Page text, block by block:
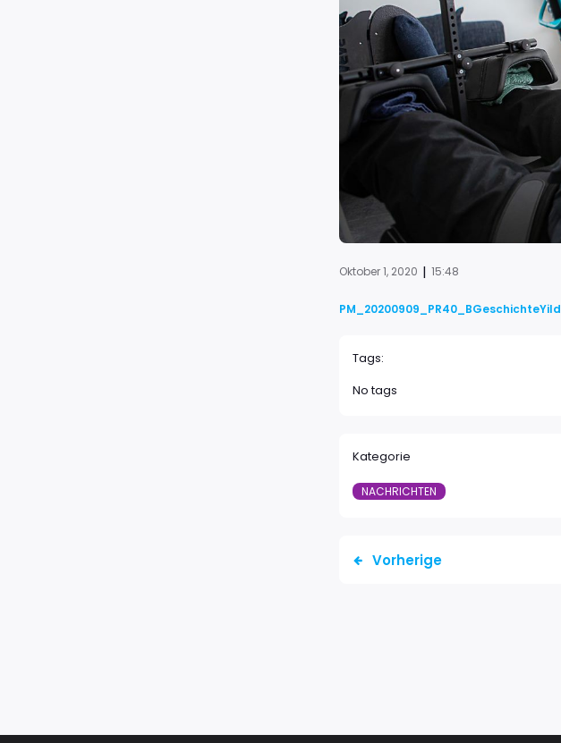
Oktober 1, 2020 | 15:48
Tags:
No tags
Kategorie
NACHRICHTEN
Vorherige